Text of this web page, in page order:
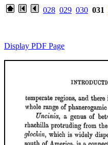
028 029 030 031
Display PDF Page